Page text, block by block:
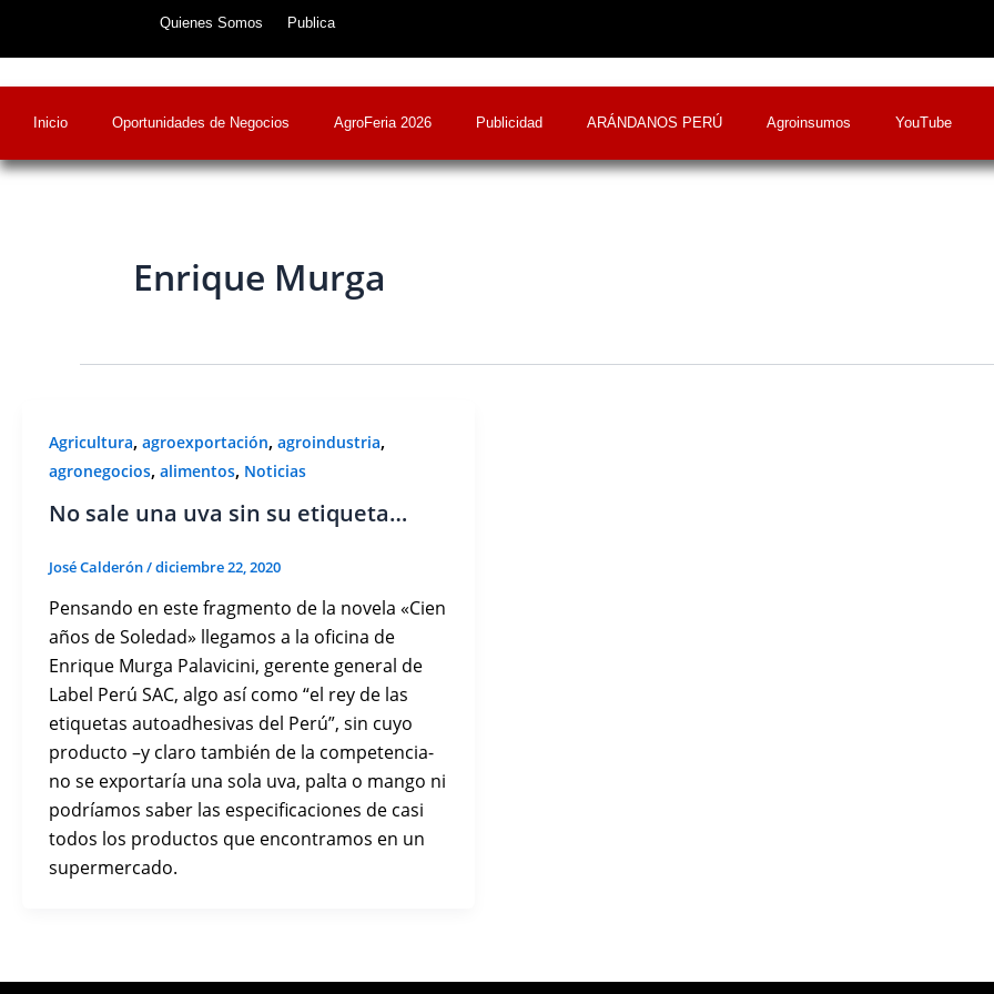
Quienes Somos Publica
Inicio Oportunidades de Negocios AgroFeria 2026 Publicidad ARÁNDANOS PERÚ Agroinsumos YouTube
Enrique Murga
Agricultura, agroexportación, agroindustria,
agronegocios, alimentos, Noticias
No sale una uva sin su etiqueta…
José Calderón/diciembre 22, 2020
Pensando en este fragmento de la novela «Cien
años de Soledad» llegamos a la oficina de
Enrique Murga Palavicini, gerente general de
Label Perú SAC, algo así como “el rey de las
etiquetas autoadhesivas del Perú”, sin cuyo
producto –y claro también de la competencia-
no se exportaría una sola uva, palta o mango ni
podríamos saber las especificaciones de casi
todos los productos que encontramos en un
supermercado.